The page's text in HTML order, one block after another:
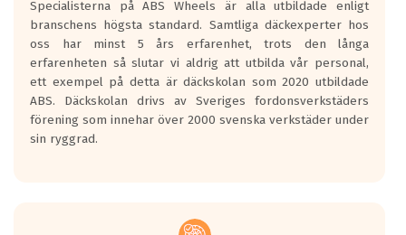
längsta.
Inga D eller G betyg delas ut för
personbilar och lätta lastbilar.
Betyget sätts efter ett test där däcken
skall bromsa in på en väg där det ligger
0.5-1.5 mm vatten.
I 80km/h kommer skillnaden på
Specialisterna på ABS Wheels är alla utbildade enligt
branschens högsta standard. Samtliga däckexperter hos
oss har minst 5 års erfarenhet, trots den långa
erfarenheten så slutar vi aldrig att utbilda vår personal,
ett exempel på detta är däckskolan som 2020 utbildade
ABS. Däckskolan drivs av Sveriges fordonsverkstäders
förening som innehar över 2000 svenska verkstäder under
sin ryggrad.